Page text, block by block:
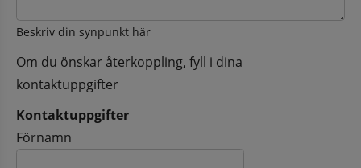
Beskriv din synpunkt här
Om du önskar återkoppling, fyll i dina
kontaktuppgifter
Kontaktuppgifter
Kontaktuppgifter
Förnamn